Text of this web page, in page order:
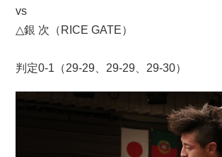
vs
△銀 次（RICE GATE）
判定0-1（29-29、29-29、29-30）